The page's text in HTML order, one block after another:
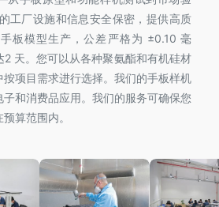
工厂设施和信息安全保密，提供高质
板模型生产，公差严格为 ±0.10 毫
天。您可以从各种聚氨酯和有机硅材
项目需求进行选择。我们的手板样机
和消费品应用。我们的服务可确保您
算范围内。